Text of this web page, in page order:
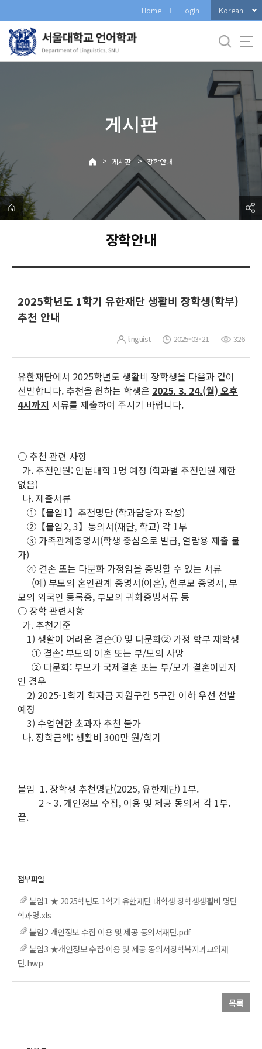
로
메
Home Login Korean
게시판
> 게시판 > 장학안내
장학안내
2025학년도 1학기 유한재단 생활비 장학생(학부)
추천 안내
linguist 2025-03-21 326
유한재단에서 2025학년도 생활비 장학생을 다음과 같이
선발합니다. 추천을 원하는 학생은 2025. 3. 24.(월) 오후
4시까지 서류를 제출하여 주시기 바랍니다.
○ 추천 관련 사항
가. 추천인원: 인문대학 1명 예정 (학과별 추천인원 제한
없음)
나. 제출서류
①【붙임1】추천명단 (학과담당자 작성)
②【붙임2, 3】동의서(재단, 학교) 각 1부
③ 가족관계증명서(학생 중심으로 발급, 열람용 제출 불
가)
④ 결손 또는 다문화 가정임을 증빙할 수 있는 서류
(예) 부모의 혼인관계 증명서(이혼), 한부모 증명서, 부
모의 외국인 등록증, 부모의 귀화증빙서류 등
○ 장학 관련사항
가. 추천기준
1) 생활이 어려운 결손① 및 다문화② 가정 학부 재학생
① 결손: 부모의 이혼 또는 부/모의 사망
② 다문화: 부모가 국제결혼 또는 부/모가 결혼이민자
인 경우
2) 2025-1학기 학자금 지원구간 5구간 이하 우선 선발
예정
3) 수업연한 초과자 추천 불가
나. 장학금액: 생활비 300만 원/학기
붙임 1. 장학생 추천명단(2025, 유한재단) 1부.
2 ~ 3. 개인정보 수집, 이용 및 제공 동의서 각 1부.
끝.
붙임1 ★ 2025학년도 1학기 유한재단 대학생 장학생생활비 명단
학과명.xls
붙임2 개인정보 수집 이용 및 제공 동의서재단.pdf
붙임3 ★개인정보 수집·이용 및 제공 동의서장학복지과교외재
단.hwp
목록